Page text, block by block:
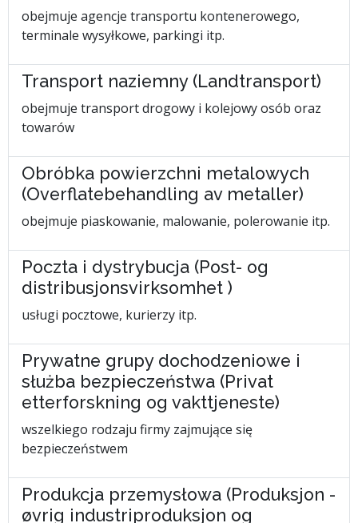
obejmuje agencje transportu kontenerowego,
terminale wysyłkowe, parkingi itp.
Transport naziemny (Landtransport)
obejmuje transport drogowy i kolejowy osób oraz
towarów
Obróbka powierzchni metalowych
(Overflatebehandling av metaller)
obejmuje piaskowanie, malowanie, polerowanie itp.
Poczta i dystrybucja (Post- og
distribusjonsvirksomhet )
usługi pocztowe, kurierzy itp.
Prywatne grupy dochodzeniowe i
służba bezpieczeństwa (Privat
etterforskning og vakttjeneste)
wszelkiego rodzaju firmy zajmujące się
bezpieczeństwem
Produkcja przemysłowa (Produksjon -
øvrig industriproduksjon og